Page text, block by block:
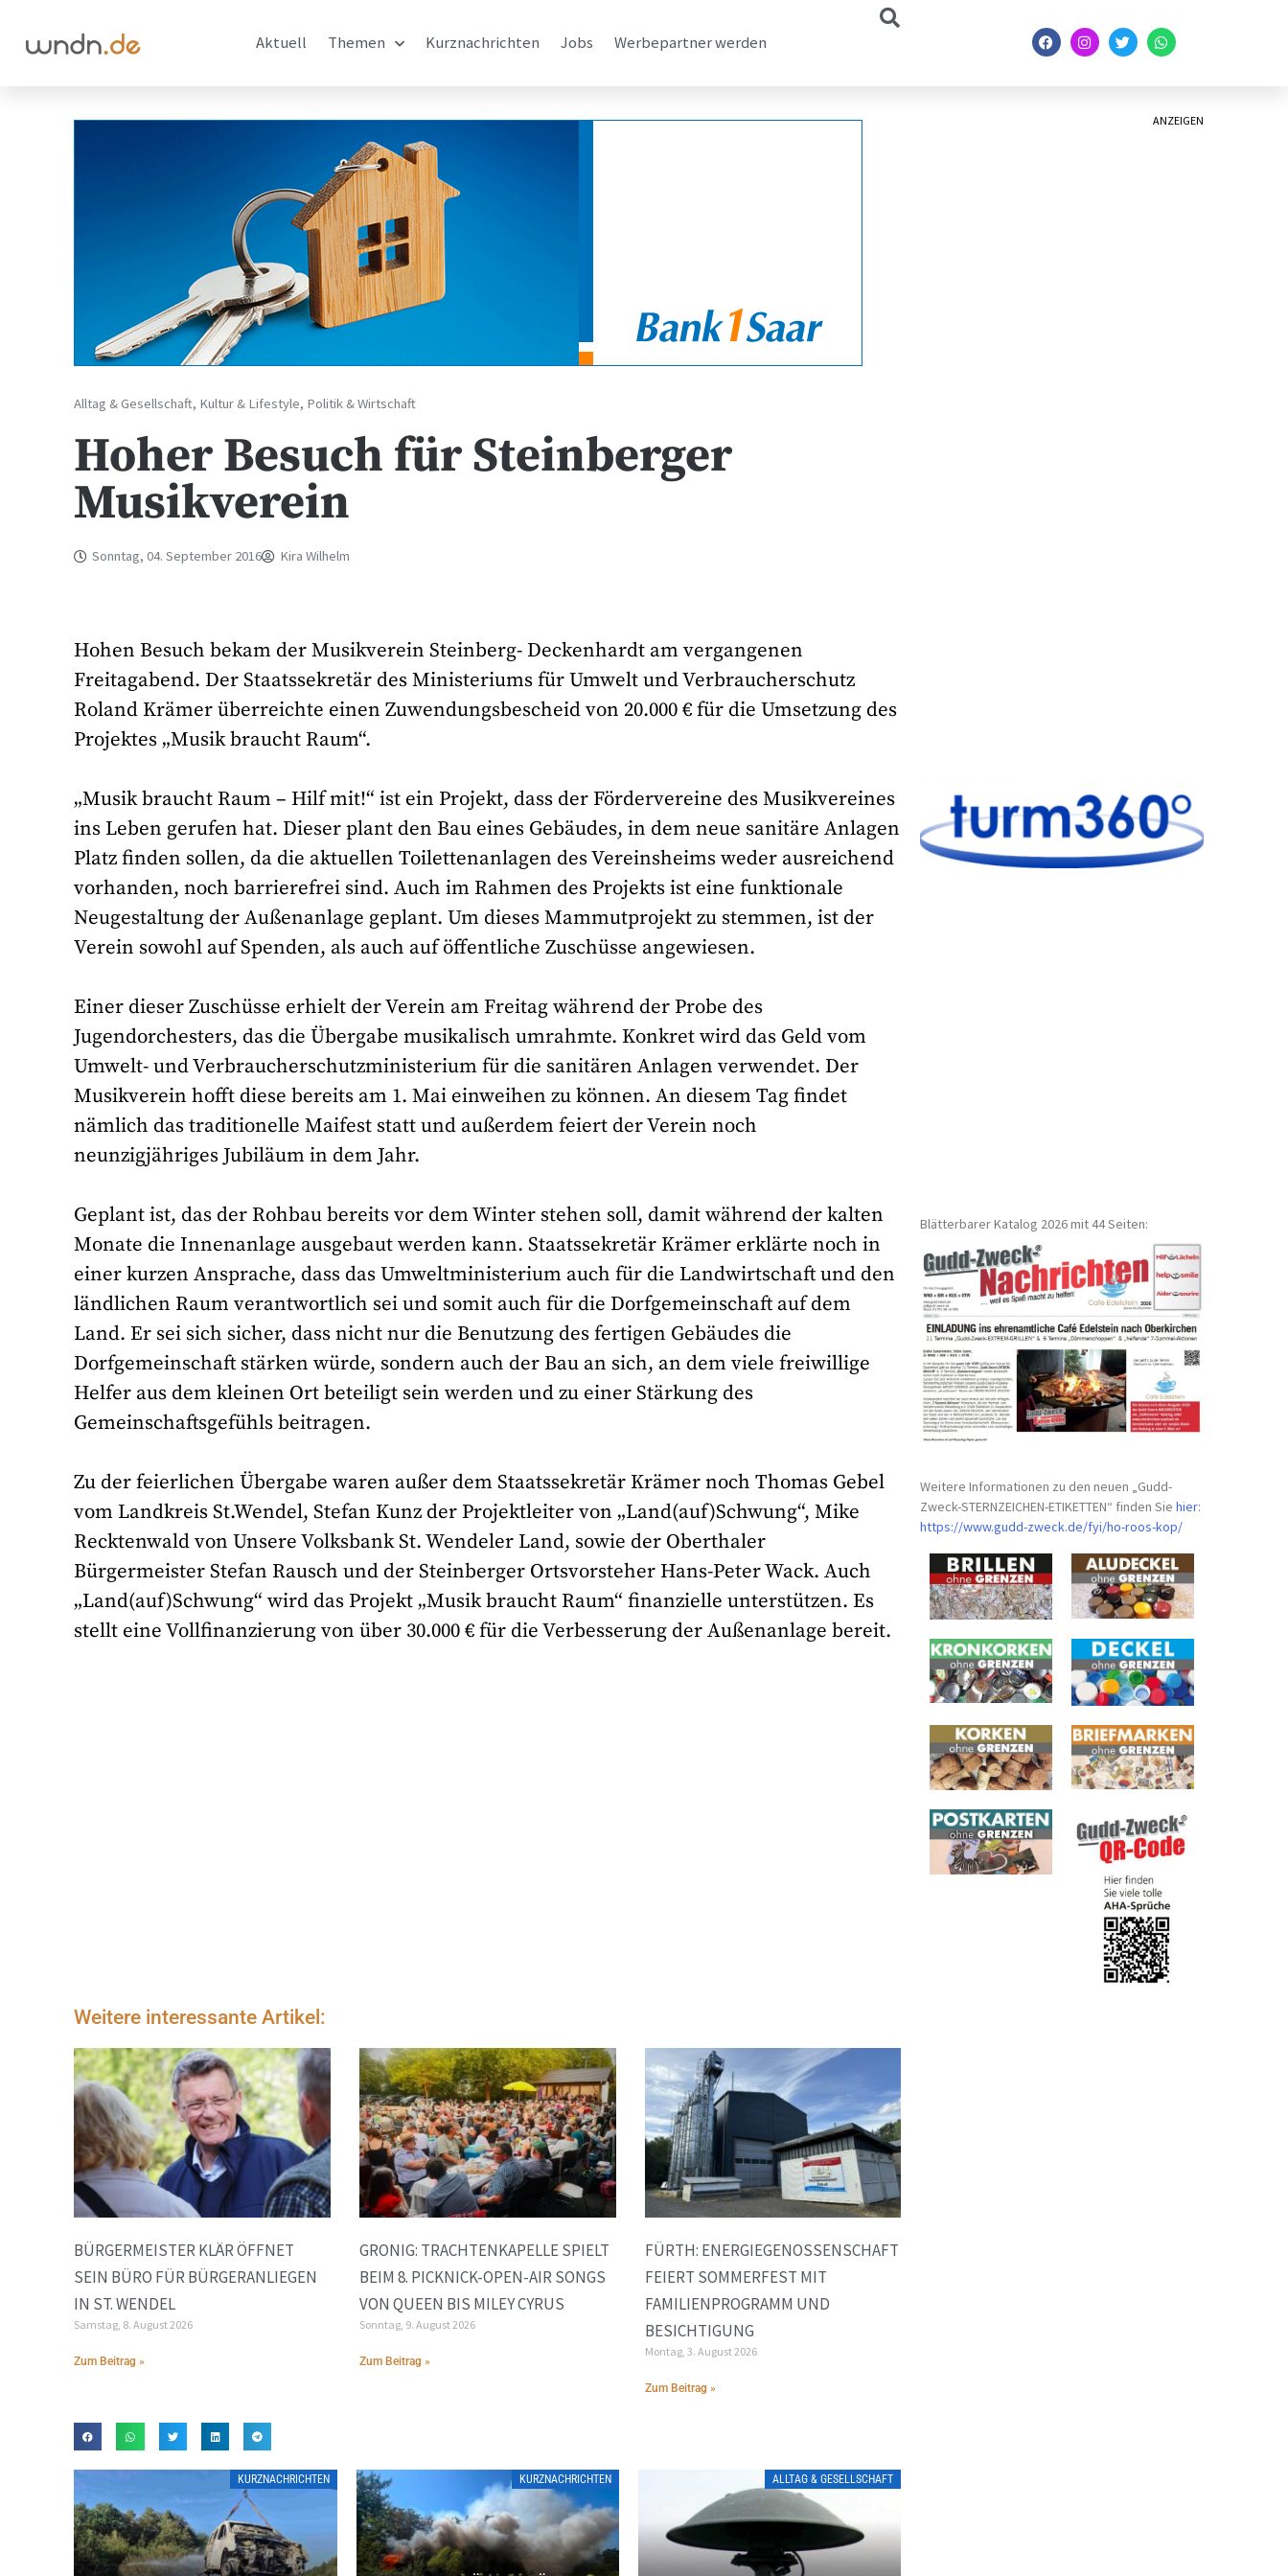
Aktuell Themen Kurznachrichten Jobs Werbepartner werden
Alltag & Gesellschaft, Kultur & Lifestyle, Politik & Wirtschaft
Hoher Besuch für Steinberger
Musikverein
Sonntag, 04. September 2016 Kira Wilhelm
Hohen Besuch bekam der Musikverein Steinberg- Deckenhardt am vergangenen
Freitagabend. Der Staatssekretär des Ministeriums für Umwelt und Verbraucherschutz
Roland Krämer überreichte einen Zuwendungsbescheid von 20.000 € für die Umsetzung des
Projektes „Musik braucht Raum“.
„Musik braucht Raum – Hilf mit!“ ist ein Projekt, dass der Fördervereine des Musikvereines
ins Leben gerufen hat. Dieser plant den Bau eines Gebäudes, in dem neue sanitäre Anlagen
Platz finden sollen, da die aktuellen Toilettenanlagen des Vereinsheims weder ausreichend
vorhanden, noch barrierefrei sind. Auch im Rahmen des Projekts ist eine funktionale
Neugestaltung der Außenanlage geplant. Um dieses Mammutprojekt zu stemmen, ist der
Verein sowohl auf Spenden, als auch auf öffentliche Zuschüsse angewiesen.
Einer dieser Zuschüsse erhielt der Verein am Freitag während der Probe des
Jugendorchesters, das die Übergabe musikalisch umrahmte. Konkret wird das Geld vom
Umwelt- und Verbraucherschutzministerium für die sanitären Anlagen verwendet. Der
Musikverein hofft diese bereits am 1. Mai einweihen zu können. An diesem Tag findet
nämlich das traditionelle Maifest statt und außerdem feiert der Verein noch
neunzigjähriges Jubiläum in dem Jahr.
Geplant ist, das der Rohbau bereits vor dem Winter stehen soll, damit während der kalten
Monate die Innenanlage ausgebaut werden kann. Staatssekretär Krämer erklärte noch in
einer kurzen Ansprache, dass das Umweltministerium auch für die Landwirtschaft und den
ländlichen Raum verantwortlich sei und somit auch für die Dorfgemeinschaft auf dem
Land. Er sei sich sicher, dass nicht nur die Benutzung des fertigen Gebäudes die
Dorfgemeinschaft stärken würde, sondern auch der Bau an sich, an dem viele freiwillige
Helfer aus dem kleinen Ort beteiligt sein werden und zu einer Stärkung des
Gemeinschaftsgefühls beitragen.
Zu der feierlichen Übergabe waren außer dem Staatssekretär Krämer noch Thomas Gebel
vom Landkreis St.Wendel, Stefan Kunz der Projektleiter von „Land(auf)Schwung“, Mike
Recktenwald von Unsere Volksbank St. Wendeler Land, sowie der Oberthaler
Bürgermeister Stefan Rausch und der Steinberger Ortsvorsteher Hans-Peter Wack. Auch
„Land(auf)Schwung“ wird das Projekt „Musik braucht Raum“ finanzielle unterstützen. Es
stellt eine Vollfinanzierung von über 30.000 € für die Verbesserung der Außenanlage bereit.
Weitere interessante Artikel:
BÜRGERMEISTER KLÄR ÖFFNET
SEIN BÜRO FÜR BÜRGERANLIEGEN
IN ST. WENDEL
Samstag, 8. August 2026
Zum Beitrag »
GRONIG: TRACHTENKAPELLE SPIELT
BEIM 8. PICKNICK-OPEN-AIR SONGS
VON QUEEN BIS MILEY CYRUS
Sonntag, 9. August 2026
Zum Beitrag »
FÜRTH: ENERGIEGENOSSENSCHAFT
FEIERT SOMMERFEST MIT
FAMILIENPROGRAMM UND
BESICHTIGUNG
Montag, 3. August 2026
Zum Beitrag »
KURZNACHRICHTEN KURZNACHRICHTEN ALLTAG & GESELLSCHAFT
ANZEIGEN
Blätterbarer Katalog 2026 mit 44 Seiten:
Weitere Informationen zu den neuen „Gudd-
Zweck-STERNZEICHEN-ETIKETTEN“ finden Siehier:
https://www.gudd-zweck.de/fyi/ho-roos-kop/